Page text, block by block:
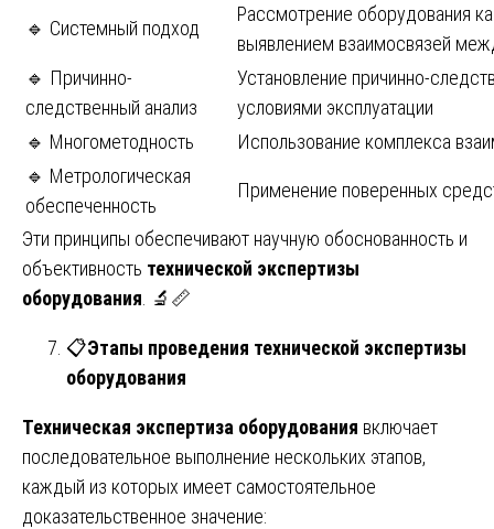
🔹 Системный подход
Рассмотрение оборудования
выявлением взаимосвязей
🔹 Причинно-
следственный анализ
Установление причинно-
условиями эксплуатации
🔹 Многометодность
Использование комплекса
🔹 Метрологическая
обеспеченность
Применение поверенных
Эти принципы обеспечивают научную обоснованность и
объективность технической экспертизы
оборудования . 🔬📏
📋Этапы проведения технической экспертизы
оборудования
Техническая экспертиза оборудования включает
последовательное выполнение нескольких этапов,
каждый из которых имеет самостоятельное
доказательственное значение: